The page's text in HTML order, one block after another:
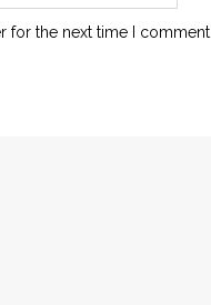
for the next time I comment.